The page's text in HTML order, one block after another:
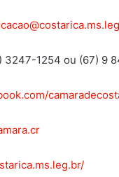
3247-1254 ou (67) 9